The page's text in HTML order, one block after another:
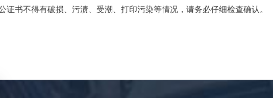
证书不得有破损、污渍、受潮、打印污染等情况，请务必仔细检查确认。